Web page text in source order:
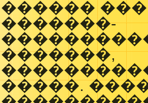
������
�������-
�������,
�����.